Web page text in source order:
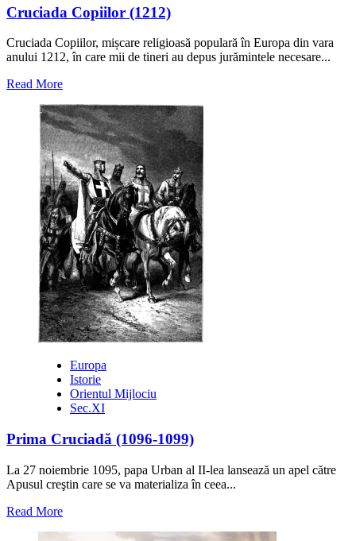
Cruciada Copiilor (1212)
Cruciada Copiilor, mișcare religioasă populară în Europa din vara
anului 1212, în care mii de tineri au depus jurămintele necesare...
Read MoreRead
about
Cruciada
Copiilor
(1212)
Europa
Istorie
Orientul Mijlociu
Sec.XI
Prima Cruciadă (1096-1099)
La 27 noiembrie 1095, papa Urban al II-lea lansează un apel către
Apusul creştin care se va materializa în ceea...
Read MoreRead